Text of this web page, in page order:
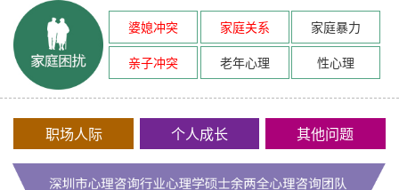
婆媳冲突 家庭关系
家庭暴力
亲子冲突
老年心理 性心理
职场人际 个人成长 其他问题